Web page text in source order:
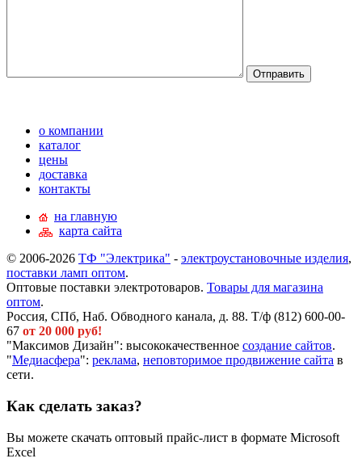
о компании
каталог
цены
доставка
контакты
на главную
карта сайта
© 2006-2026 ТФ "Электрика" - электроустановочные изделия,
поставки ламп оптом.
Оптовые поставки электротоваров. Товары для магазина
оптом.
Россия, СПб, Наб. Обводного канала, д. 88. Т/ф (812) 600-00-
67 от 20 000 руб!
"Максимов Дизайн": высококачественное создание сайтов.
"Медиасфера": реклама, неповторимое продвижение сайта в
сети.
Как сделать заказ?
Вы можете скачать оптовый прайс-лист в формате Microsoft
Excel